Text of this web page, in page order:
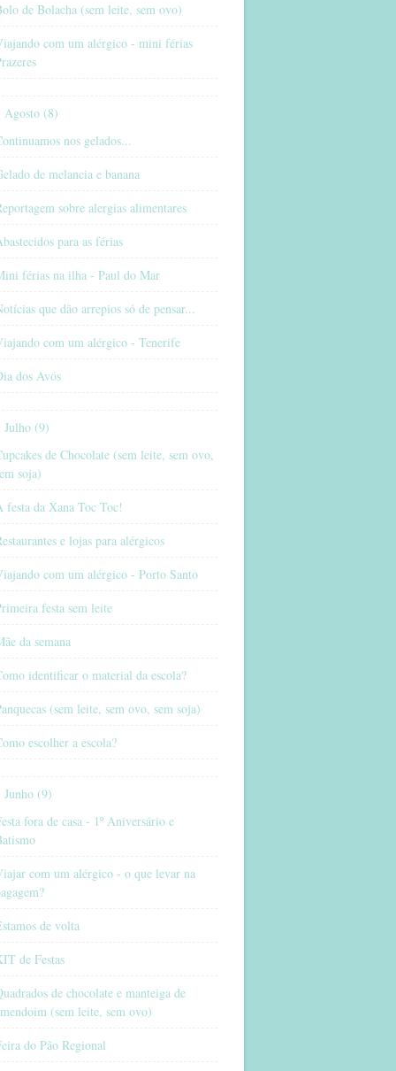
de Bolacha (sem leite, sem ovo)
com um alérgico - mini férias
Agosto (8)
nos gelados...
de melancia e banana
sobre alergias alimentares
para as férias
férias na ilha - Paul do Mar
que dão arrepios só de pensar...
com um alérgico - Tenerife
dos Avós
Julho (9)
de Chocolate (sem leite, sem ovo,
soja)
festa da Xana Toc Toc!
e lojas para alérgicos
com um alérgico - Porto Santo
festa sem leite
da semana
identificar o material da escola?
(sem leite, sem ovo, sem soja)
escolher a escola?
Junho (9)
fora de casa - 1º Aniversário e
com um alérgico - o que levar na
de volta
de Festas
de chocolate e manteiga de
(sem leite, sem ovo)
do Pão Regional